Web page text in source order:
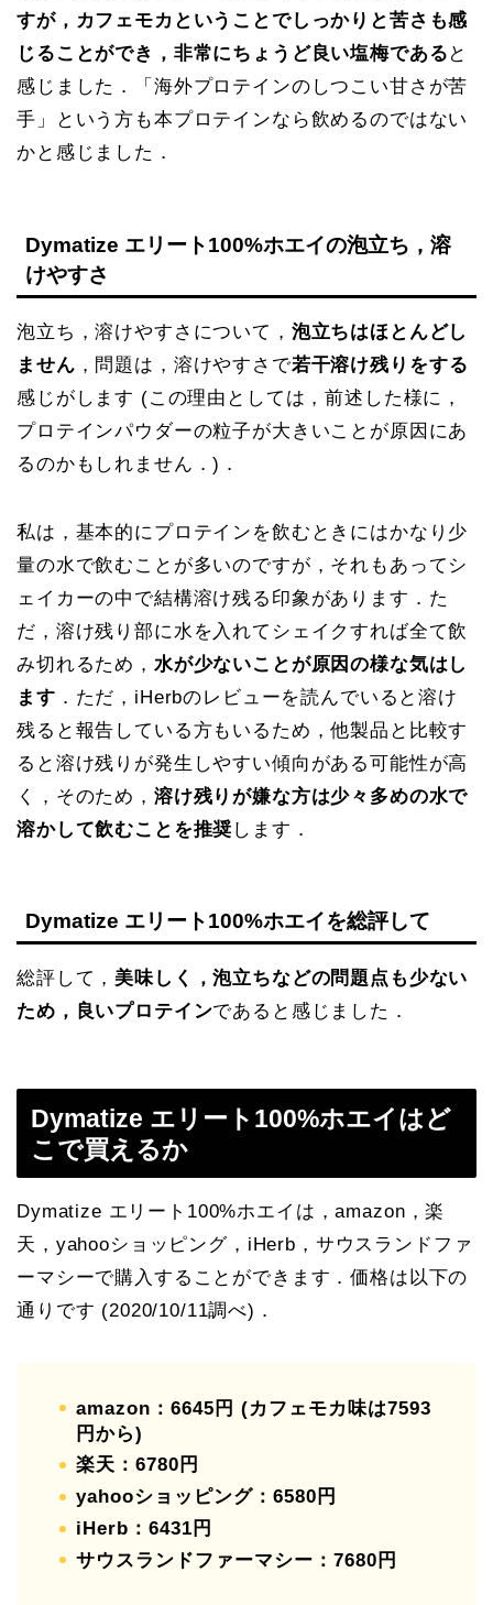
すが，カフェモカということでしっかりと苦さも感
じることができ，非常にちょうど良い塩梅である と
感じました．「海外プロテインのしつこい甘さが苦
手」という方も本プロテインなら飲めるのではない
かと感じました．
Dymatize エリート100%ホエイの泡立ち，溶
けやすさ
泡立ち，溶けやすさについて， 泡立ちはほとんどし
ません ，問題は，溶けやすさで若干溶け残りをする
感じがします (この理由としては，前述した様に，
プロテインパウダーの粒子が大きいことが原因にあ
るのかもしれません．)．
私は，基本的にプロテインを飲むときにはかなり少
量の水で飲むことが多いのですが，それもあってシ
ェイカーの中で結構溶け残る印象があります．た
だ，溶け残り部に水を入れてシェイクすれば全て飲
み切れるため， 水が少ないことが原因の様な気はし
ます ．ただ，iHerbのレビューを読んでいると溶け
残ると報告している方もいるため，他製品と比較す
ると溶け残りが発生しやすい傾向がある可能性が高
く，そのため， 溶け残りが嫌な方は少々多めの水で
溶かして飲むことを推奨 します．
Dymatize エリート100%ホエイを総評して
総評して， 美味しく，泡立ちなどの問題点も少ない
ため，良いプロテインであると感じました．
Dymatize エリート100%ホエイはど
こで買えるか
Dymatize エリート100%ホエイは，amazon，楽
天，yahooショッピング，iHerb，サウスランドファ
ーマシーで購入することができます．価格は以下の
通りです (2020/10/11調べ)．
amazon：6645円 (カフェモカ味は7593
円から)
楽天：6780円
yahooショッピング：6580円
iHerb：6431円
サウスランドファーマシー：7680円